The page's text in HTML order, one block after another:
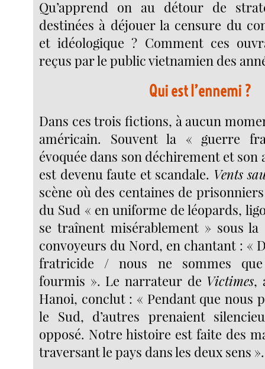
Qu’apprend on au détour de
destinées à déjouer la censure du
et idéologique ? Comment ces
reçus par le public vietnamien des
Qui est l’ennemi ?
Dans ces trois fictions, à aucun
américain. Souvent la « guerre
évoquée dans son déchirement et
est devenu faute et scandale. Vents
scène où des centaines de
du Sud « en uniforme de léopards,
se traînent misérablement » sous la
convoyeurs du Nord, en chantant : «
fratricide / nous ne sommes
fourmis ». Le narrateur de Victimes,
Hanoi, conclut : « Pendant que nous
le Sud, d’autres prenaient
opposé. Notre histoire est faite des
traversant le pays dans les deux sens ».